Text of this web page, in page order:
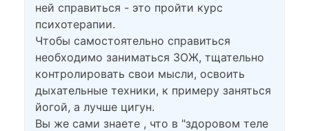
ней справиться - это пройти курс
психотерапии.
Чтобы самостоятельно справиться
необходимо заниматься ЗОЖ, тщательно
контролировать свои мысли, освоить
дыхательные техники, к примеру заняться
йогой, а лучше цигун.
Вы же сами знаете , что в "здоровом теле